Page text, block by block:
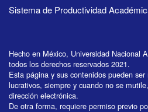
Sistema de Productividad
Hecho en México, Universidad Nacional
todos los derechos reservados 2021.
Esta página y sus contenidos pueden
lucrativos, siempre y cuando no se
dirección electrónica.
De otra forma, requiere permiso previo